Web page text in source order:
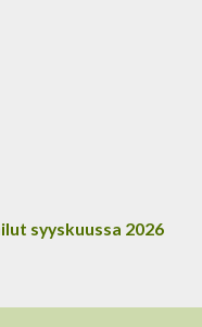
syyskuussa 2026